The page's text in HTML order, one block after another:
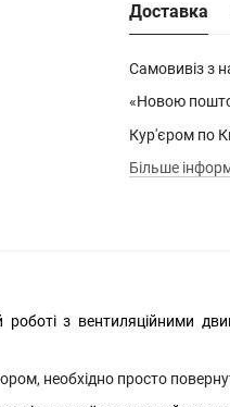
Доставка
Самовивіз з
«Новою
Кур'єром по
Більше
роботі з вентиляційними
необхідно просто